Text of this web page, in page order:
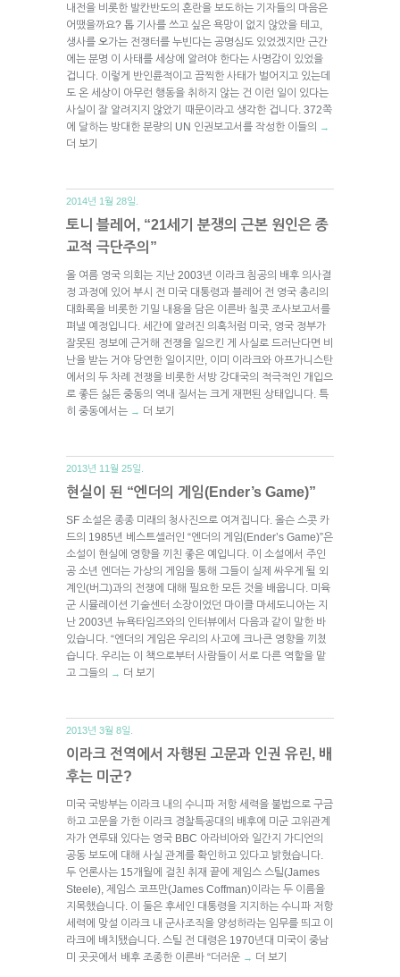
내전을 비롯한 발칸반도의 혼란을 보도하는 기자들의 마음은
어땠을까요? 톱 기사를 쓰고 싶은 욕망이 없지 않았을 테고,
생사를 오가는 전쟁터를 누빈다는 공명심도 있었겠지만 근간
에는 분명 이 사태를 세상에 알려야 한다는 사명감이 있었을
겁니다. 이렇게 반인륜적이고 끔찍한 사태가 벌어지고 있는데
도 온 세상이 아무런 행동을 취하지 않는 건 이런 일이 있다는
사실이 잘 알려지지 않았기 때문이라고 생각한 겁니다. 372쪽
에 달하는 방대한 분량의 UN 인권보고서를 작성한 이들의
→
더 보기
2014년 1월 28일.
토니 블레어, “21세기 분쟁의 근본 원인은 종
교적 극단주의”
올 여름 영국 의회는 지난 2003년 이라크 침공의 배후 의사결
정 과정에 있어 부시 전 미국 대통령과 블레어 전 영국 총리의
대화록을 비롯한 기밀 내용을 담은 이른바 칠콧 조사보고서를
펴낼 예정입니다. 세간에 알려진 의혹처럼 미국, 영국 정부가
잘못된 정보에 근거해 전쟁을 일으킨 게 사실로 드러난다면 비
난을 받는 거야 당연한 일이지만, 이미 이라크와 아프가니스탄
에서의 두 차례 전쟁을 비롯한 서방 강대국의 적극적인 개입으
로 좋든 싫든 중동의 역내 질서는 크게 재편된 상태입니다. 특
히 중동에서는 → 더 보기
2013년 11월 25일.
현실이 된 “엔더의 게임(Ender’s Game)”
SF 소설은 종종 미래의 청사진으로 여겨집니다. 올슨 스콧 카
드의 1985년 베스트셀러인 “엔더의 게임(Ender’s Game)”은
소설이 현실에 영향을 끼친 좋은 예입니다. 이 소설에서 주인
공 소년 엔더는 가상의 게임을 통해 그들이 실제 싸우게 될 외
계인(버그)과의 전쟁에 대해 필요한 모든 것을 배웁니다. 미육
군 시뮬레이션 기술센터 소장이었던 마이클 마세도니아는 지
난 2003년 뉴욕타임즈와의 인터뷰에서 다음과 같이 말한 바
있습니다. “엔더의 게임은 우리의 사고에 크나큰 영향을 끼쳤
습니다. 우리는 이 책으로부터 사람들이 서로 다른 역할을 맡
고 그들의
→ 더 보기
2013년 3월 8일.
이라크 전역에서 자행된 고문과 인권 유린, 배
후는 미군?
미국 국방부는 이라크 내의 수니파 저항 세력을 불법으로 구금
하고 고문을 가한 이라크 경찰특공대의 배후에 미군 고위관계
자가 연루돼 있다는 영국 BBC 아라비아와 일간지 가디언의
공동 보도에 대해 사실 관계를 확인하고 있다고 밝혔습니다.
두 언론사는 15개월에 걸친 취재 끝에 제임스 스틸(James
Steele), 제임스 코프만(James Coffman)이라는 두 이름을
지목했습니다. 이 둘은 후세인 대통령을 지지하는 수니파 저항
세력에 맞설 이라크 내 군사조직을 양성하라는 임무를 띄고 이
라크에 배치됐습니다. 스틸 전 대령은 1970년대 미국이 중남
미 곳곳에서 배후 조종한 이른바 “더러운 → 더 보기